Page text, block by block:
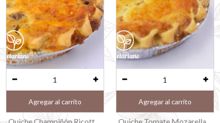
Agregar al carrito Agregar al carrito